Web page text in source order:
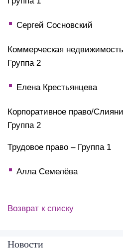
Сергей Сосновский
Коммерческая
Группа 2
Елена Крестьянцева
Корпоративное право/
Группа 2
Трудовое право – Группа 1
Алла Семелёва
Возврат к списку
Новости